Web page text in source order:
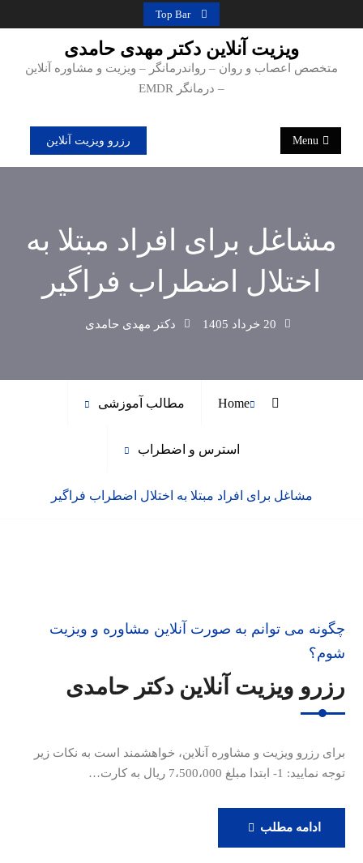
to
Top Bar
ویزیت آنلاین دکتر مهدی حامدی
متخصص اعصاب و روان – رواندرمانگر – ویزیت و مشاوره آنلاین
– درمانگر EMDR
Menu رزرو ویزیت آنلاین
مشاغل برای افراد مبتلا به
اختلال اضطراب فراگیر
20 خرداد 1405 دکتر مهدی حامدی
Home مطالب آموزشی
استرس و اضطراب
مشاغل برای افراد مبتلا به اختلال اضطراب فراگیر
چگونه می توانم به صورت آنلاین مشاوره و ویزیت
شوم؟
رزرو ویزیت آنلاین دکتر حامدی
برای رزرو ویزیت و مشاوره آنلاین، خواهشمند است به نکات زیر
توجه نمایید: 1- ابتدا مبلغ 7،500،000 ریال به کارت…
ادامه مطلبرزرو
ویزیت